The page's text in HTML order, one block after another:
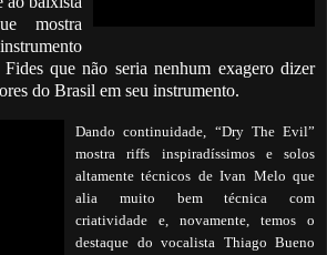
mostra
que não seria nenhum exagero dizer
do Brasil em seu instrumento.
Dando continuidade, “Dry The Evil”
mostra riffs inspiradíssimos e solos
altamente técnicos de Ivan Melo que
alia muito bem técnica com
criatividade e, novamente, temos o
destaque do vocalista Thiago Bueno